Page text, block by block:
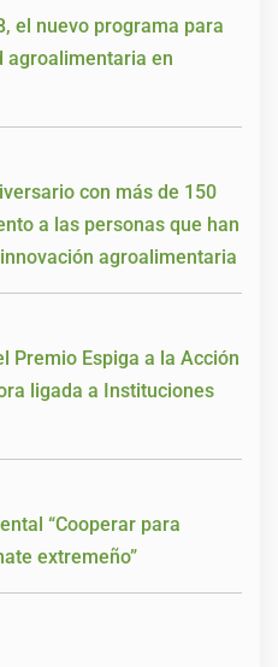
el nuevo programa para
agroalimentaria en
con más de 150
a las personas que han
agroalimentaria
Premio Espiga a la Acción
ligada a Instituciones
“Cooperar para
extremeño”